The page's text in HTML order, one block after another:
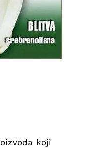
koji